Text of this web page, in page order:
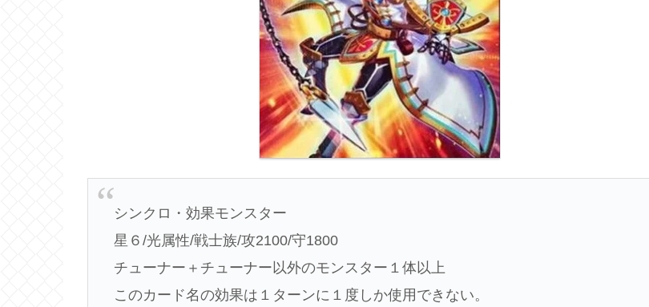
シンクロ・効果モンスター
星６/光属性/戦士族/攻2100/守1800
チューナー＋チューナー以外のモンスター１体以上
このカード名の効果は１ターンに１度しか使用できない。